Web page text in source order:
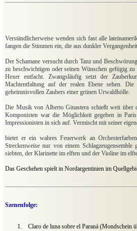
Verständlicherweise wenden sich fast alle
fangen die Stimmen ein, die aus dunkler
Der Schamane versucht durch Tanz und
zu beschwichtigen oder seinen Wünschen gefügig
Hexer entfacht. Zwangsläufig setzt der
Machtentfaltung auf der realen Ebene sehen.
geheimnisvollen Zaubers einer grünen Urwaldhölle.
Die Musik von Alberto Ginastera schießt weit über
Komponisten war die Möglichkeit gegeben in
Impressionisten in sich auf. Vermischt mit seiner
bietet er ein wahres Feuerwerk an
Streckenweise nur von einem
siebten, der Klarinette im elften und der Violine im
Das Geschehen spielt in Nordargentinien im
Szenenfolge:
1.
Claro de luna sobre el Paraná (Mondschein